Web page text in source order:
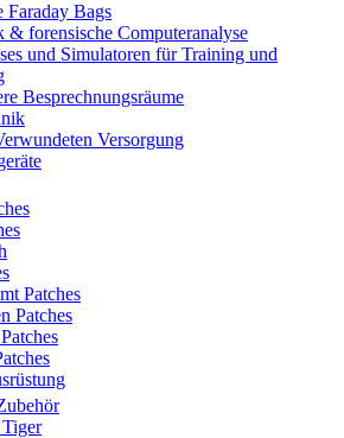
Faraday Bags
& forensische Computeranalyse
und Simulatoren für Training und
Besprechnungsräume
Versorgung
Patches
Patches